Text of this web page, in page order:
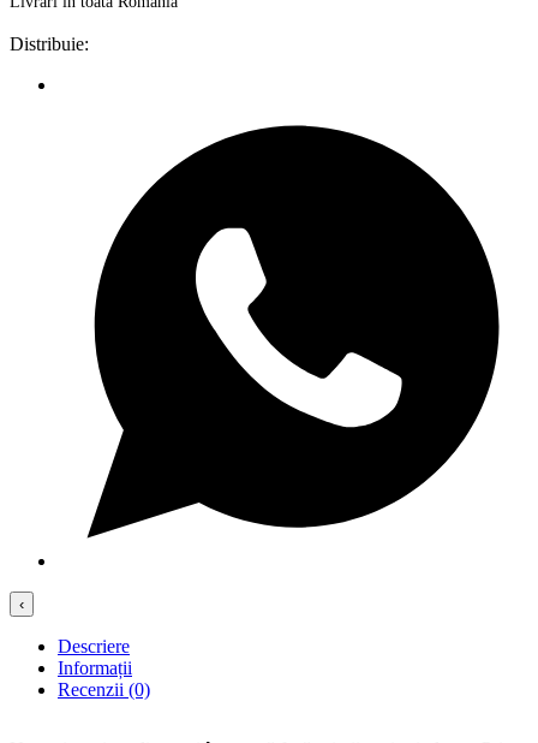
Distribuie:
‹
Descriere
Informații
Recenzii (0)